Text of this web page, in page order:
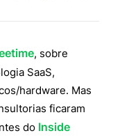
, sobre
SaaS,
hardware. Mas
ficaram
do Inside